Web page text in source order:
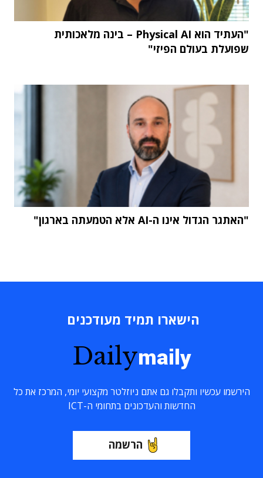
"העתיד הוא Physical AI – בינה מלאכותית
שפועלת בעולם הפיזי"
"האתגר הגדול אינו ה-AI אלא הטמעתה בארגון"
הישארו תמיד מעודכנים
Dailymaily
הירשמו עכשיו ותקבלו גם אתם ניוזלטר מקצועי יומי, המרכז את כל
החדשות והעדכונים בתחומי ה-ICT
הרשמה